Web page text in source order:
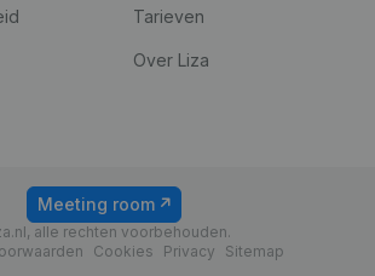
Tarieven
Over Liza
alle rechten voorbehouden.
Cookies Privacy Sitemap
Meeting room